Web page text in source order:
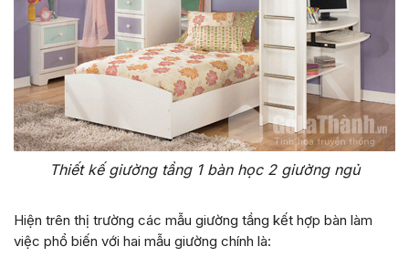
Thiết kế giường tầng 1 bàn học 2 giường ngủ
Hiện trên thị trường các mẫu giường tầng kết hợp bàn làm
việc phổ biến với hai mẫu giường chính là: